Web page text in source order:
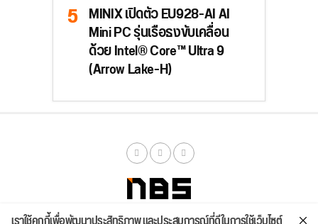
MINIX เปิดตัว EU928-AI AI
Mini PC รุ่นเรือธงขับเคลื่อน
ด้วย Intel® Core™ Ultra 9
(Arrow Lake-H)